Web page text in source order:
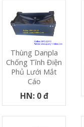
Thùng Danpla
Chống Tĩnh Điện
Phủ Lưới Mắt
Cáo
HN: 0 đ